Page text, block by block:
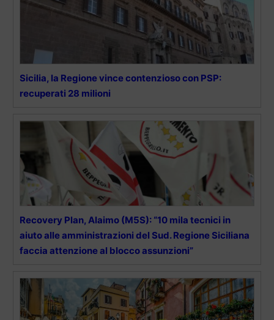
Sicilia, la Regione vince contenzioso con PSP:
recuperati 28 milioni
Recovery Plan, Alaimo (M5S): “10 mila tecnici in
aiuto alle amministrazioni del Sud. Regione Siciliana
faccia attenzione al blocco assunzioni”